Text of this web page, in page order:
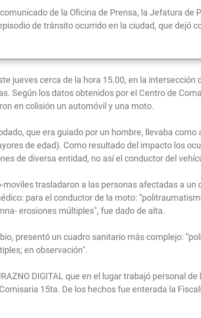
de la Oficina de Prensa, la Jefatura de
de tránsito ocurrido en la ciudad, que dejó
jueves cerca de la hora 15.00, en la intersección
Según los datos obtenidos por el Centro de
en colisión un automóvil y una moto.
que era guiado por un hombre, llevaba como
de edad). Como resultado del impacto los
de diversa entidad, no así el conductor del
moviles trasladaron a las personas afectadas a un
para el conductor de la moto:
erosiones múltiples", fue dado de alta.
presentó un cuadro sanitario más complejo:
en observación".
DIGITAL que en el lugar trabajó personal de
15ta. De los hechos fue enterada la